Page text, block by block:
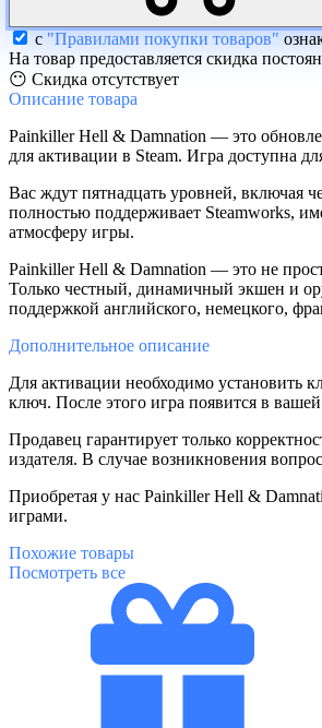
с "Правилами покупки товаров"
На товар предоставляется скидка
😶 Скидка отсутствует
Описание товара
Painkiller Hell & Damnation — это
для активации в Steam. Игра доступна
Вас ждут пятнадцать уровней, включая
полностью поддерживает Steamworks,
атмосферу игры.
Painkiller Hell & Damnation — это не
Только честный, динамичный экшен и
поддержкой английского, немецкого,
Дополнительное описание
Для активации необходимо установить
ключ. После этого игра появится в
Продавец гарантирует только
издателя. В случае возникновения
Приобретая у нас Painkiller Hell &
играми.
Похожие товары
Посмотреть все